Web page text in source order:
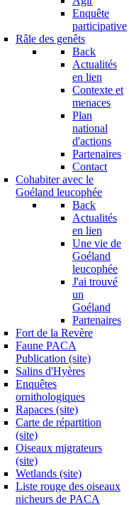
Enquête
participative
Râle des genêts
Back
Actualités
en lien
Contexte et
menaces
Plan
national
d'actions
Partenaires
Contact
Cohabiter avec le
Goéland leucophée
Back
Actualités
en lien
Une vie de
Goéland
leucophée
J'ai trouvé
un
Goéland
Partenaires
Fort de la Revère
Faune PACA
Publication (site)
Salins d'Hyères
Enquêtes
ornithologiques
Rapaces (site)
Carte de répartition
(site)
Oiseaux migrateurs
(site)
Wetlands (site)
Liste rouge des oiseaux
nicheurs de PACA